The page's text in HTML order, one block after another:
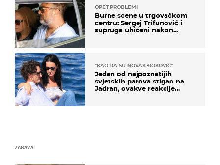
OPET PROBLEMI
Burne scene u trgovačkom
centru: Sergej Trifunović i
supruga uhićeni nakon
"KAO DA SU NOVAK ĐOKOVIĆ"
Jedan od najpoznatijih
svjetskih parova stigao na
Jadran, ovakve reakcije
ZABAVA